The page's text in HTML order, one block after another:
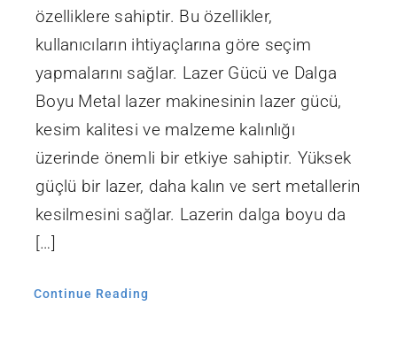
özelliklere sahiptir. Bu özellikler,
kullanıcıların ihtiyaçlarına göre seçim
yapmalarını sağlar. Lazer Gücü ve Dalga
Boyu Metal lazer makinesinin lazer gücü,
kesim kalitesi ve malzeme kalınlığı
üzerinde önemli bir etkiye sahiptir. Yüksek
güçlü bir lazer, daha kalın ve sert metallerin
kesilmesini sağlar. Lazerin dalga boyu da
[…]
Continue Reading